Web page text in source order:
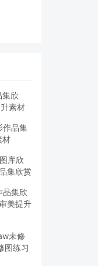
欣
素材
作品集
材
库欣
集欣赏
品集欣
美提升
未修
图练习